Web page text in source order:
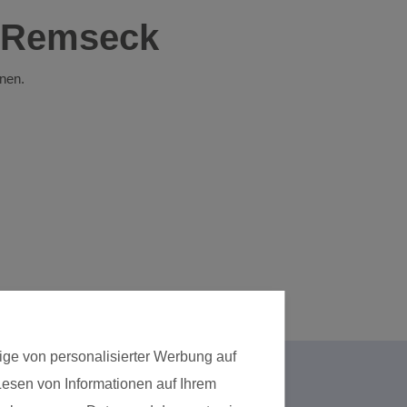
von personalisierter Werbung auf
von Informationen auf Ihrem